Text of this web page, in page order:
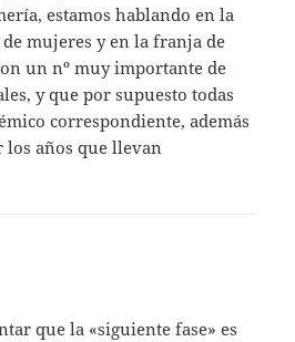
estamos hablando en la
mujeres y en la franja de
un nº muy importante de
y que por supuesto todas
correspondiente, además
años que llevan
que la «siguiente fase» es